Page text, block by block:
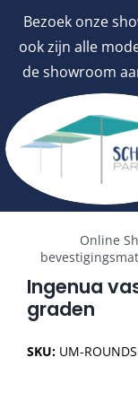
Bezoek onze
ook zijn alle
de showroom
inhoud
aanbiedingen
Online
Ingenua
graden
SKU: UM-